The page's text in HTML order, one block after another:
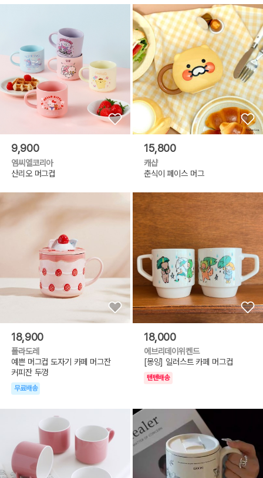
9,900
엠씨엘코리아
산리오 머그컵
15,800
캐샵
춘식이 페이스 머그
18,900
폴라도레
예쁜 머그컵 도자기 카페 머그잔
커피잔 두껑
무료배송
18,000
에브리데이위켄드
[몽잉] 일러스트 카페 머그컵
텐텐배송